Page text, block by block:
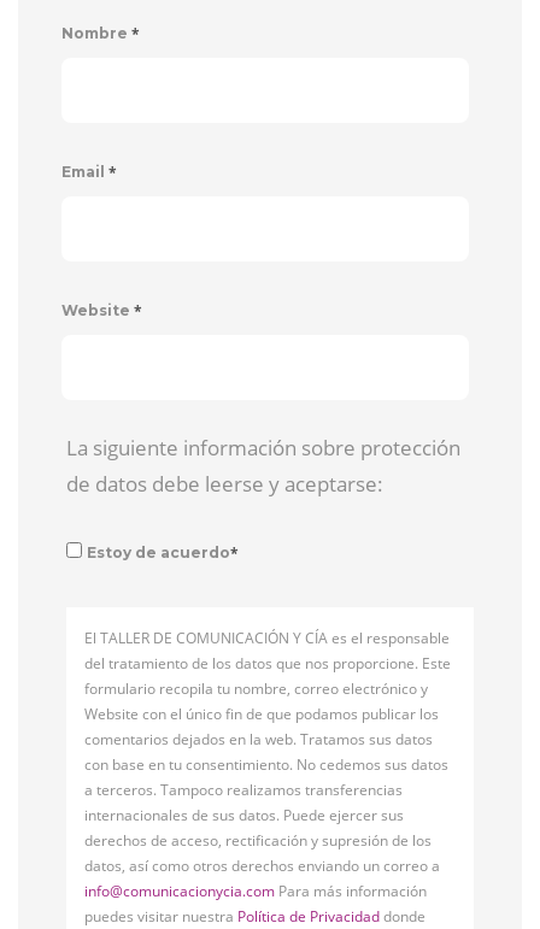
Nombre *
Email *
Website *
La siguiente información sobre protección
de datos debe leerse y aceptarse:
Estoy de acuerdo*
El TALLER DE COMUNICACIÓN Y CÍA es el responsable
del tratamiento de los datos que nos proporcione. Este
formulario recopila tu nombre, correo electrónico y
Website con el único fin de que podamos publicar los
comentarios dejados en la web. Tratamos sus datos
con base en tu consentimiento. No cedemos sus datos
a terceros. Tampoco realizamos transferencias
internacionales de sus datos. Puede ejercer sus
derechos de acceso, rectificación y supresión de los
datos, así como otros derechos enviando un correo a
info@comunicacionycia.com Para más información
puedes visitar nuestra Política de Privacidaddonde